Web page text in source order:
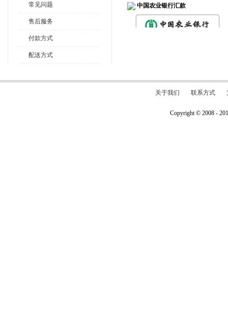
常见问题
售后服务
付款方式
配送方式
中国农业银行汇款
关于我们 联系方式
Copyright © 2008 -